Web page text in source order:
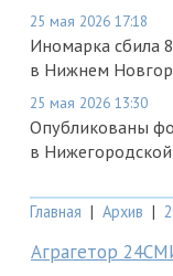
25 мая 2026 17:18
Иномарка сбила
в Нижнем
25 мая 2026 13:30
Опубликованы
в
Главная | Архив |
Аграгетор